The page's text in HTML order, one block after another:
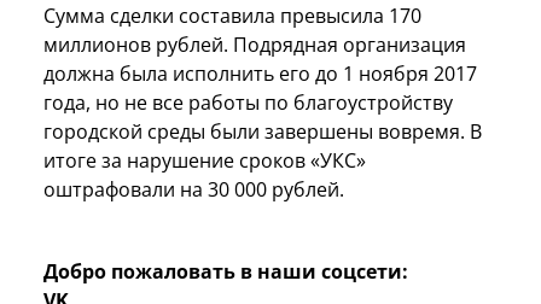
Сумма сделки составила превысила 170
миллионов рублей. Подрядная организация
должна была исполнить его до 1 ноября 2017
года, но не все работы по благоустройству
городской среды были завершены вовремя. В
итоге за нарушение сроков «УКС»
оштрафовали на 30 000 рублей.
Добро пожаловать в наши соцсети: